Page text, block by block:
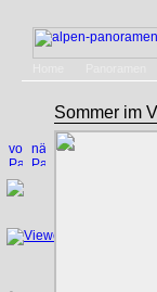
Sommer im